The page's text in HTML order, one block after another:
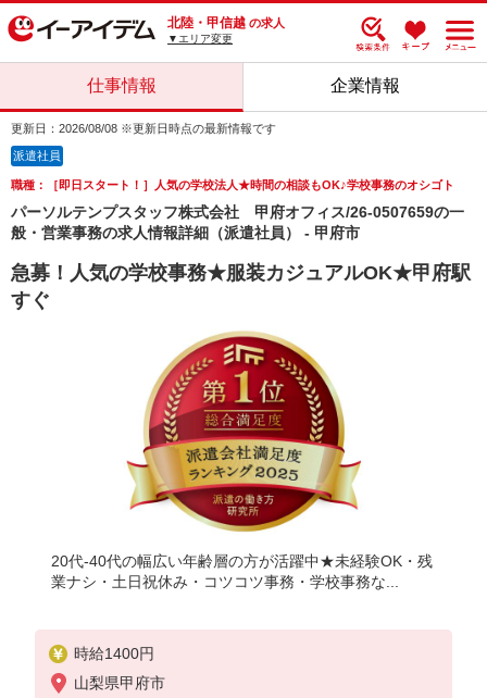
北陸・甲信越 の求人
▼エリア変更
仕事情報 企業情報
更新日：2026/08/08 ※更新日時点の最新情報です
派遣社員
職種：［即日スタート！］人気の学校法人★時間の相談もOK♪学校事務のオシゴト
パーソルテンプスタッフ株式会社 甲府オフィス/26-0507659の一
般・営業事務の求人情報詳細（派遣社員） - 甲府市
急募！人気の学校事務★服装カジュアルOK★甲府駅
すぐ
20代-40代の幅広い年齢層の方が活躍中★未経験OK・残
業ナシ・土日祝休み・コツコツ事務・学校事務な...
時給1400円
山梨県甲府市